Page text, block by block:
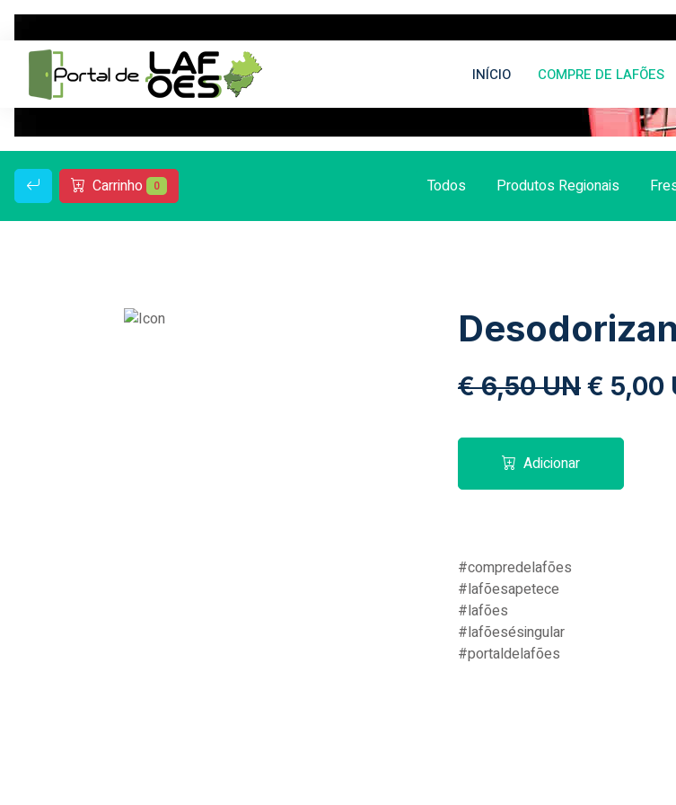
INÍCIO COMPRE DE LAFÕES
Carrinho 0 Todos Produtos Regionais
€ 6,50 UN€ 5,00
Adicionar
#compredelafões
#lafõesapetece
#lafões
#lafõesésingular
#portaldelafões